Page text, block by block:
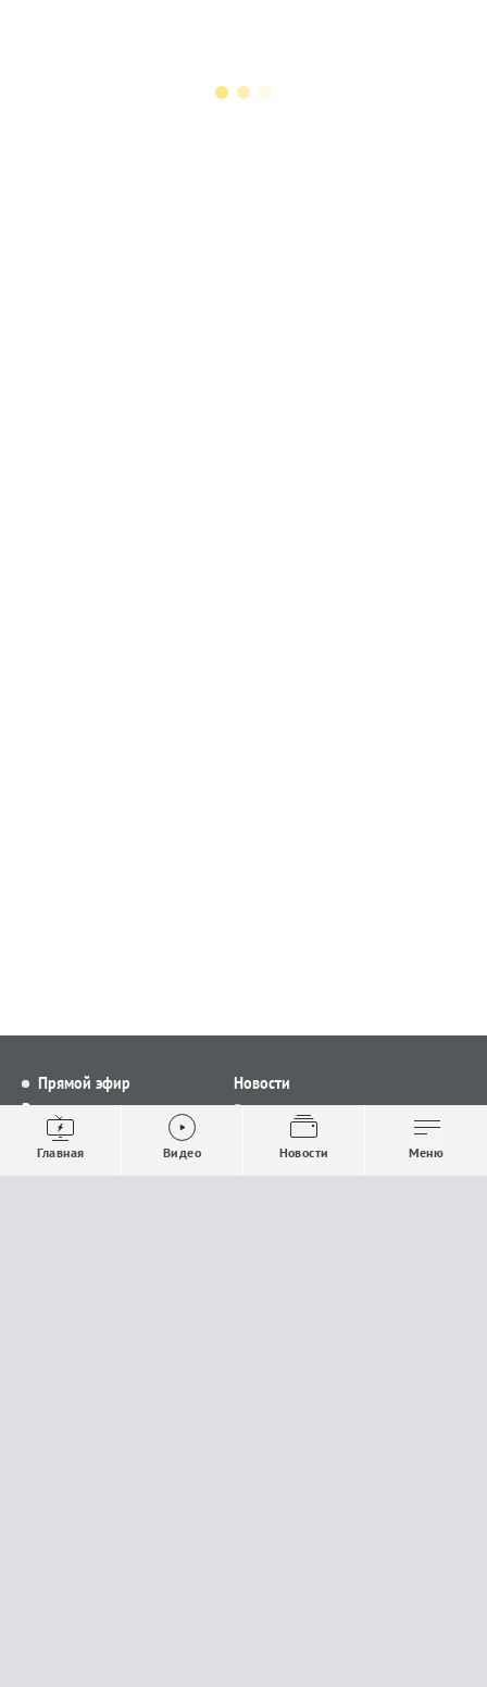
Прямой эфир
Видео
Выпуски новостей
Проекты
Новости
Все новости
Общество
Строительство и ЖКХ
Главная Видео Новости Меню